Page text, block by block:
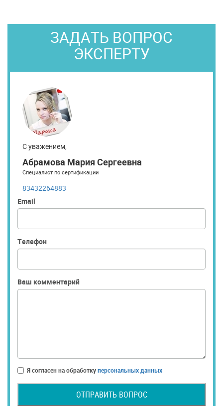
ЗАДАТЬ ВОПРОС
ЭКСПЕРТУ
С уважением,
Абрамова Мария Сергеевна
Специалист по сертификации
83432264883
Email
Телефон
Ваш комментарий
Я согласен на обработкуперсональных данных
ОТПРАВИТЬ ВОПРОС